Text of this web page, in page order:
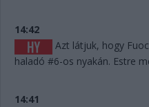
14:42
Azt látjuk, hogy
haladó #6-os nyakán. Estre
14:41